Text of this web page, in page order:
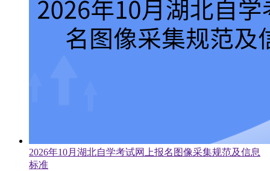
2026年10月湖北自学考试网上报名图像采集规范及信息
标准